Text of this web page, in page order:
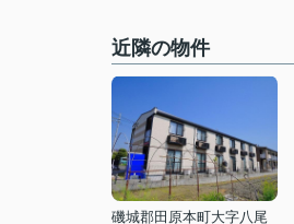
近隣の物件
磯城郡田原本町大字八尾